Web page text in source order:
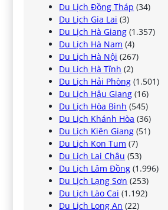
Du Lịch Đồng Tháp (34)
Du Lịch Gia Lai (3)
Du Lịch Hà Giang (1.357)
Du Lịch Hà Nam (4)
Du Lịch Hà Nội (267)
Du Lịch Hà Tĩnh (2)
Du Lịch Hải Phòng (1.501)
Du Lịch Hậu Giang (16)
Du Lịch Hòa Bình (545)
Du Lịch Khánh Hòa (36)
Du Lịch Kiên Giang (51)
Du Lịch Kon Tum (7)
Du Lịch Lai Châu (53)
Du Lịch Lâm Đồng (1.996)
Du Lịch Lạng Sơn (253)
Du Lịch Lào Cai (1.192)
Du Lịch Long An (22)